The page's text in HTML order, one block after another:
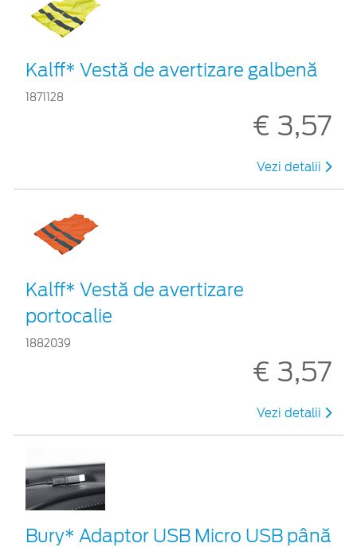
Kalff* Vestă de avertizare galbenă
1871128
€ 3,57
Vezi detalii
Kalff* Vestă de avertizare
portocalie
1882039
€ 3,57
Vezi detalii
Bury* Adaptor USB Micro USB până